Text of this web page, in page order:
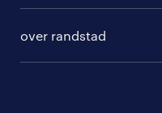
hr-diensten
over randstad